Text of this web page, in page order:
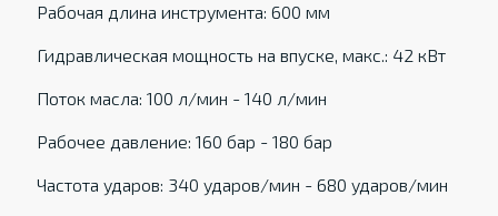
Рабочая длина инструмента: 600 мм
Гидравлическая мощность на впуске, макс.: 42 кВт
Поток масла: 100 л/мин - 140 л/мин
Рабочее давление: 160 бар - 180 бар
Частота ударов: 340 ударов/мин - 680 ударов/мин